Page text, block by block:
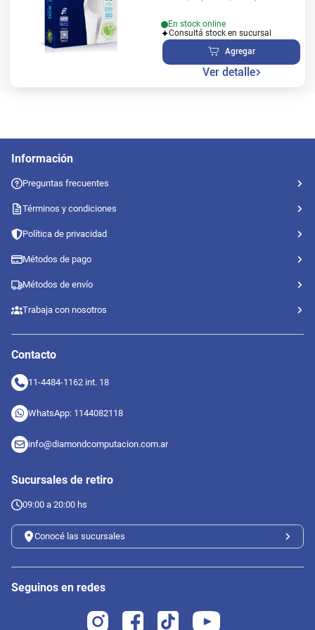
En stock online
Consultá stock en sucursal
Agregar
Ver detalle
Información
Preguntas frecuentes
Términos y condiciones
Política de privacidad
Métodos de pago
Métodos de envío
Trabaja con nosotros
Contacto
11-4484-1162 int. 18
WhatsApp: 1144082118
info@diamondcomputacion.com.ar
Sucursales de retiro
09:00 a 20:00 hs
Conocé las sucursales
Seguinos en redes